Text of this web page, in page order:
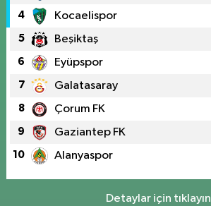
4 Kocaelispor
5 Beşiktaş
6 Eyüpspor
7 Galatasaray
8 Çorum FK
9 Gaziantep FK
10 Alanyaspor
Detaylar için tıklayın